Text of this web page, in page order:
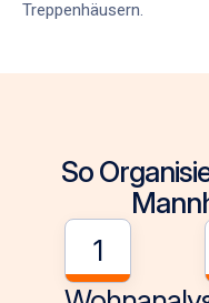
Treppenhäusern.
So
1